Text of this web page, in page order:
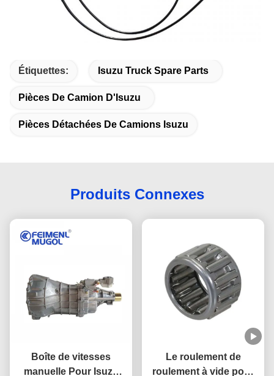
Étiquettes: Isuzu Truck Spare Parts
Pièces De Camion D'Isuzu
Pièces Détachées De Camions Isuzu
Produits Connexes
Boîte de vitesses
manuelle Pour Isuzu
Le roulement de
roulement à vide pour